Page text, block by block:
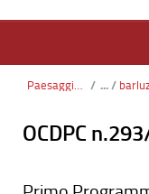
Paesaggio, Territorio, Urbanistica /
OCDPC